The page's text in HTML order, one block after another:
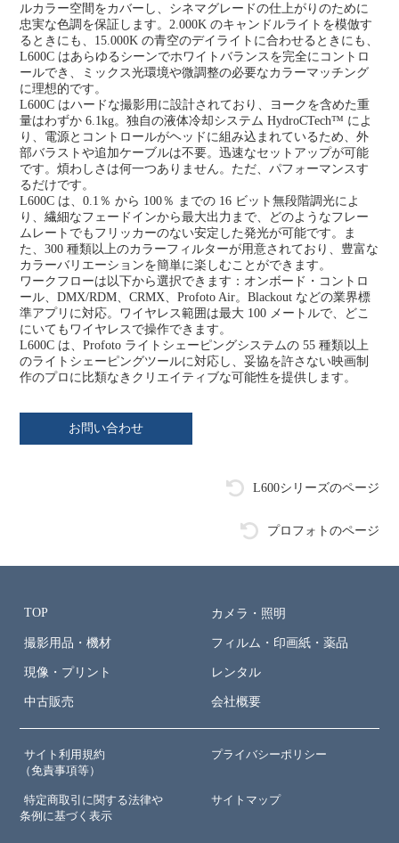
ルカラー空間をカバーし、シネマグレードの仕上がりのために
忠実な色調を保証します。2.000K のキャンドルライトを模倣す
るときにも、15.000K の青空のデイライトに合わせるときにも、
L600C はあらゆるシーンでホワイトバランスを完全にコントロ
ールでき、ミックス光環境や微調整の必要なカラーマッチング
に理想的です。
L600C はハードな撮影用に設計されており、ヨークを含めた重
量はわずか 6.1kg。独自の液体冷却システム HydroCTech™ によ
り、電源とコントロールがヘッドに組み込まれているため、外
部バラストや追加ケーブルは不要。迅速なセットアップが可能
です。煩わしさは何一つありません。ただ、パフォーマンスす
るだけです。
L600C は、0.1％ から 100％ までの 16 ビット無段階調光によ
り、繊細なフェードインから最大出力まで、どのようなフレー
ムレートでもフリッカーのない安定した発光が可能です。ま
た、300 種類以上のカラーフィルターが用意されており、豊富な
カラーバリエーションを簡単に楽しむことができます。
ワークフローは以下から選択できます：オンボード・コントロ
ール、DMX/RDM、CRMX、Profoto Air。Blackout などの業界標
準アプリに対応。ワイヤレス範囲は最大 100 メートルで、どこ
にいてもワイヤレスで操作できます。
L600C は、Profoto ライトシェーピングシステムの 55 種類以上
のライトシェーピングツールに対応し、妥協を許さない映画制
作のプロに比類なきクリエイティブな可能性を提供します。
お問い合わせ
L600シリーズのページ
プロフォトのページ
TOP カメラ・照明
撮影用品・機材 フィルム・印画紙・薬品
現像・プリント レンタル
中古販売 会社概要
サイト利用規約
（免責事項等）
プライバシーポリシー
特定商取引に関する法律や
条例に基づく表示
サイトマップ